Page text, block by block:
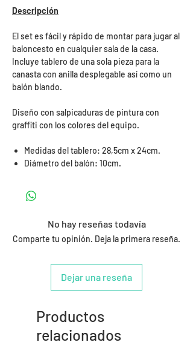
Descripción
El set es fácil y rápido de montar para jugar al
baloncesto en cualquier sala de la casa.
Incluye tablero de una sola pieza para la
canasta con anilla desplegable así como un
balón blando.
Diseño con salpicaduras de pintura con
graffiti con los colores del equipo.
Medidas del tablero: 28,5cm x 24cm.
Diámetro del balón: 10cm.
No hay reseñas todavía
Comparte tu opinión. Deja la primera reseña.
Dejar una reseña
Productos
relacionados